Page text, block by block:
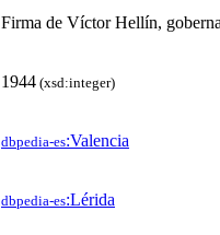
Firma de Víctor Hellín,
1944 (xsd:integer)
dbpedia-es:Valencia
dbpedia-es:Lérida